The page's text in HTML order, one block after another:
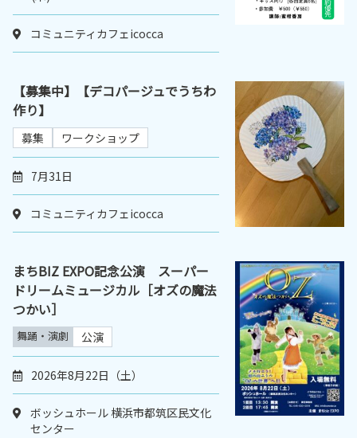
コミュニティカフェicocca
【募集中】【デコパージュでうちわ
作り】
募集 ワークショップ
7月31日
コミュニティカフェicocca
まちBIZ EXPO記念公演 スーパー
ドリームミュージカル［オズの魔法
つかい］
舞踊・演劇 公演
2026年8月22日（土）
ボッシュホール 横浜市都筑区民文化
センター